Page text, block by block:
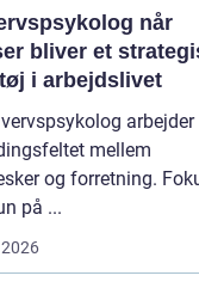
når
bliver et
i arbejdslivet
arbejder
mellem
og forretning.
på ...